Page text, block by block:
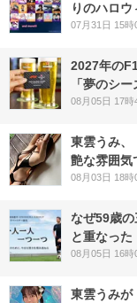
りのハロウ
07月31日 15時
2027年の
「夢のシ
08月05日 17時
東雲うみ、
艶な雰囲気
08月03日 18時
なぜ59歳
と重なった
08月05日 16時
東雲うみが